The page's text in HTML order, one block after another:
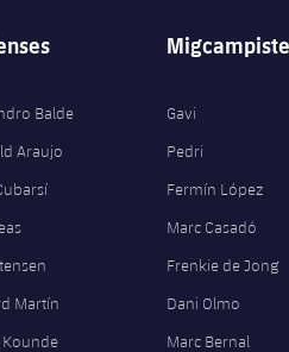
Balde
Araujo
Martín
Kounde
Gavi
Pedri
Fermín López
Marc Casadó
Frenkie de Jong
Dani Olmo
Marc Bernal